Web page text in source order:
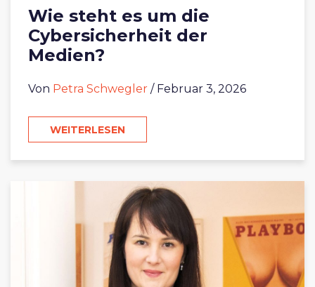
Wie steht es um die
Cybersicherheit der
Medien?
Von Petra Schwegler / Februar 3, 2026
WEITERLESEN